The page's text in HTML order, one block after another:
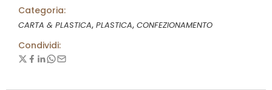
Categoria:
CARTA & PLASTICA, PLASTICA, CONFEZIONAMENTO
Condividi: